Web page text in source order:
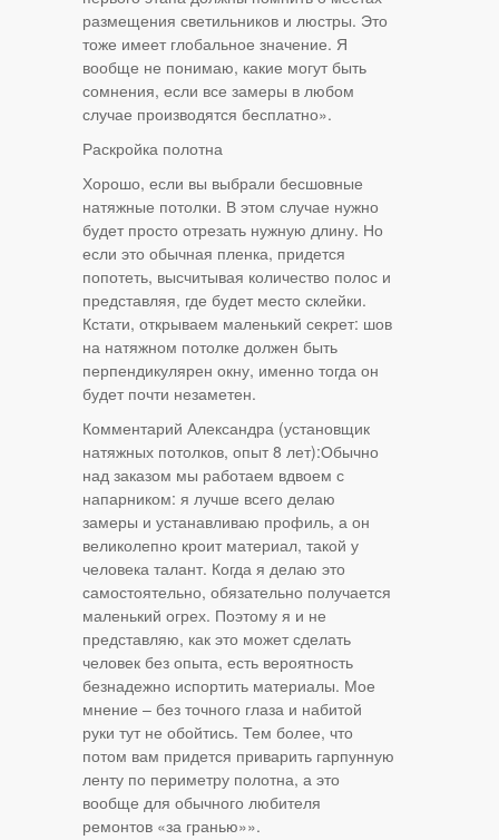
размещения светильников и люстры. Это
тоже имеет глобальное значение. Я
вообще не понимаю, какие могут быть
сомнения, если все замеры в любом
случае производятся бесплатно».
Раскройка полотна
Хорошо, если вы выбрали бесшовные
натяжные потолки. В этом случае нужно
будет просто отрезать нужную длину. Но
если это обычная пленка, придется
попотеть, высчитывая количество полос и
представляя, где будет место склейки.
Кстати, открываем маленький секрет: шов
на натяжном потолке должен быть
перпендикулярен окну, именно тогда он
будет почти незаметен.
Комментарий Александра (установщик
натяжных потолков, опыт 8 лет):Обычно
над заказом мы работаем вдвоем с
напарником: я лучше всего делаю
замеры и устанавливаю профиль, а он
великолепно кроит материал, такой у
человека талант. Когда я делаю это
самостоятельно, обязательно получается
маленький огрех. Поэтому я и не
представляю, как это может сделать
человек без опыта, есть вероятность
безнадежно испортить материалы. Мое
мнение – без точного глаза и набитой
руки тут не обойтись. Тем более, что
потом вам придется приварить гарпунную
ленту по периметру полотна, а это
вообще для обычного любителя
ремонтов «за гранью»».